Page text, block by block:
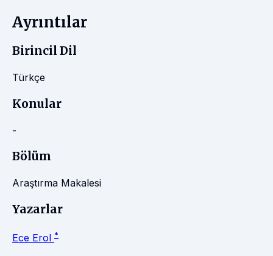
Ayrıntılar
Birincil Dil
Türkçe
Konular
-
Bölüm
Araştırma Makalesi
Yazarlar
Ece Erol *